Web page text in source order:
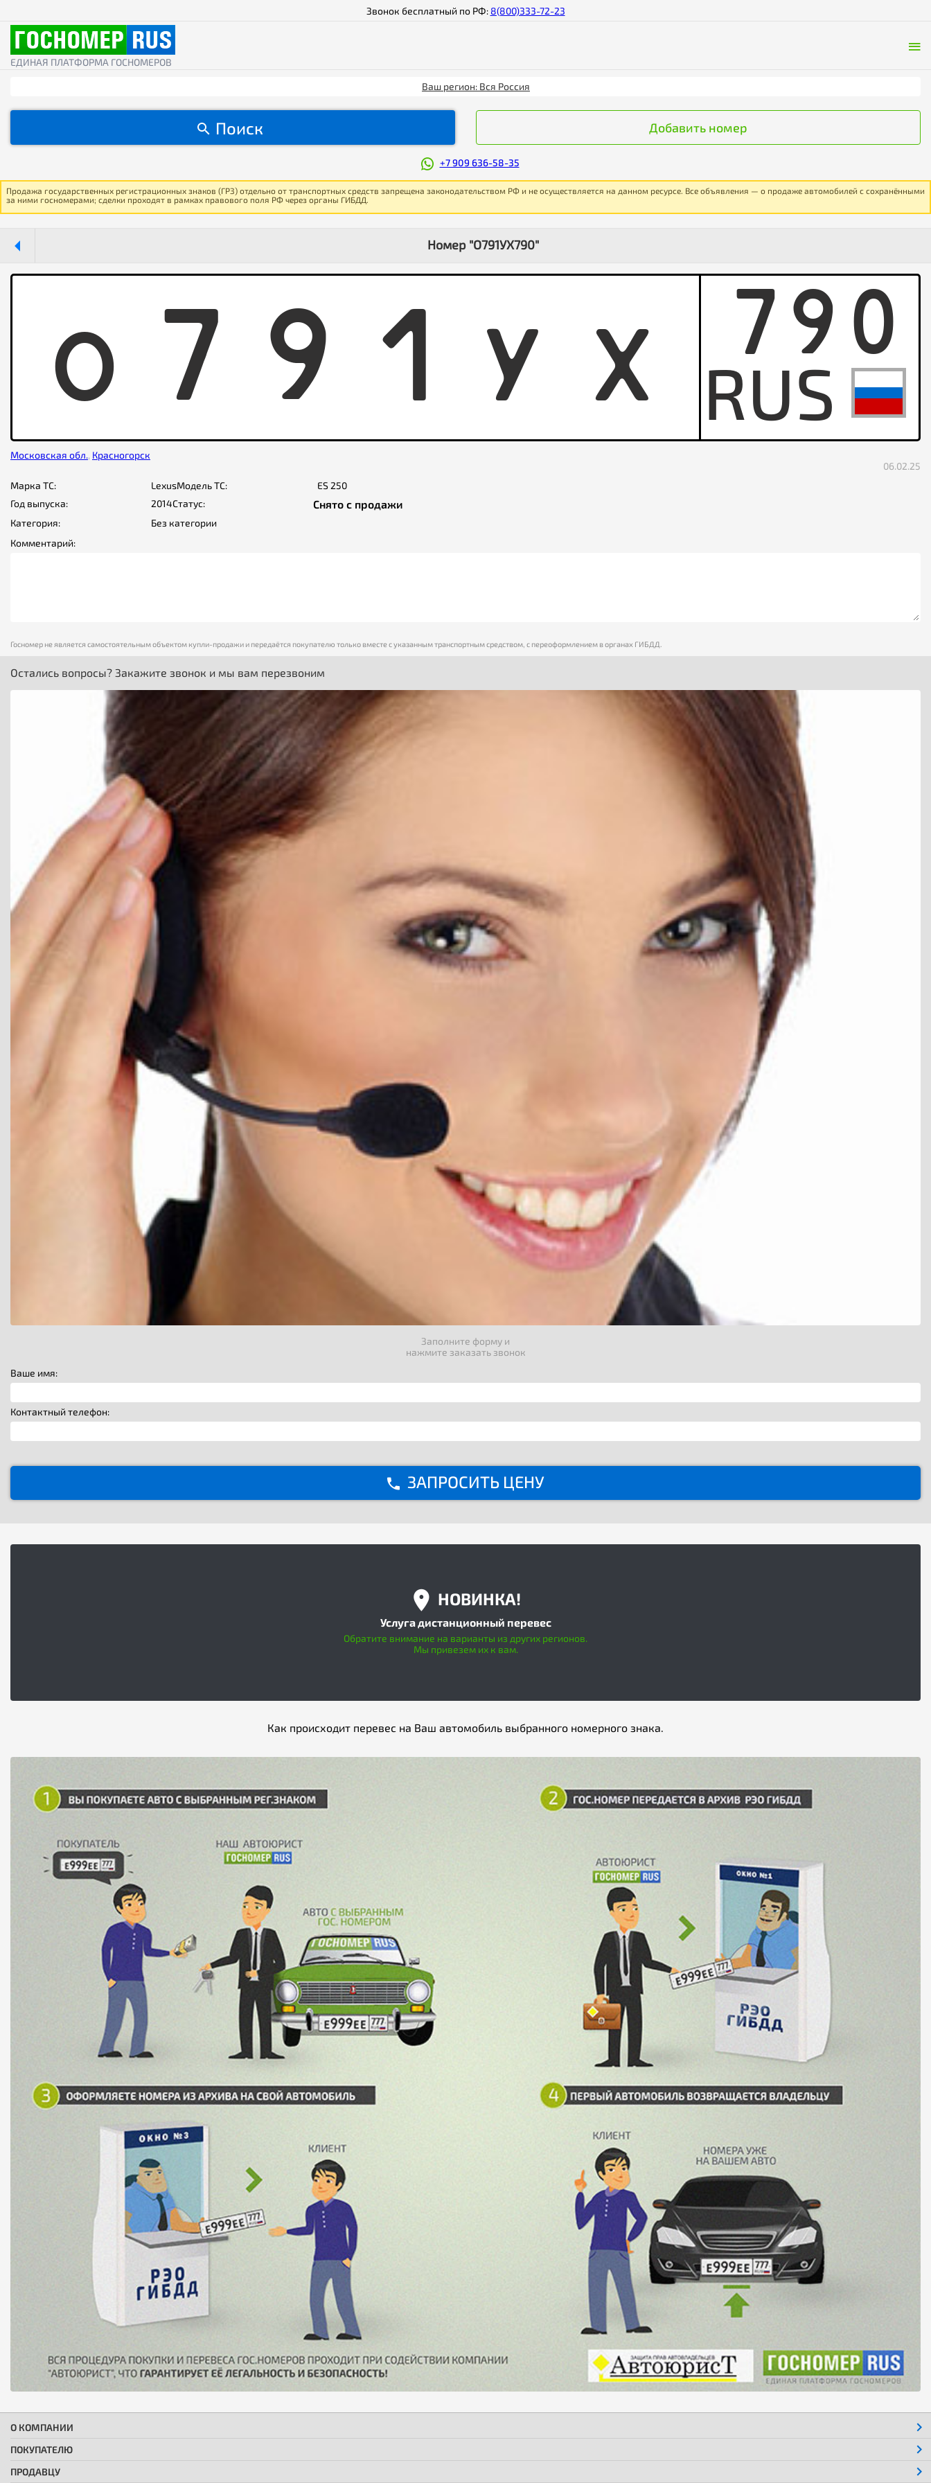
Звонок бесплатный по РФ: 8(800)333-72-23
ЕДИНАЯ ПЛАТФОРМА ГОСНОМЕРОВ
Ваш регион: Вся Россия
Поиск Добавить номер
+7 909 636-58-35
Продажа государственных регистрационных знаков (ГРЗ) отдельно от транспортных средств запрещена законодательством РФ и не осуществляется на данном ресурсе. Все объявления — о продаже автомобилей с сохранёнными
за ними госномерами; сделки проходят в рамках правового поля РФ через органы ГИБДД.
Номер "О791УХ790"
O 7 9 1 Y X 790
Московская обл., Красногорск
06.02.25
Марка ТС:
LexusМодель ТС:
ES 250
Год выпуска:
2014Статус: Снято с продажи
Категория:
Без категории
Комментарий:
Госномер не является самостоятельным объектом купли-продажи и передаётся покупателю только вместе с указанным транспортным средством, с переоформлением в органах ГИБДД.
Остались вопросы? Закажите звонок и мы вам перезвоним
Заполните форму и
нажмите заказать звонок
Ваше имя:
Контактный телефон:
ЗАПРОСИТЬ ЦЕНУ
НОВИНКА!
Услуга дистанционный перевес
Обратите внимание на варианты из других регионов.
Мы привезем их к вам.
Как происходит перевес на Ваш автомобиль выбранного номерного знака.
О КОМПАНИИ
ПОКУПАТЕЛЮ
ПРОДАВЦУ